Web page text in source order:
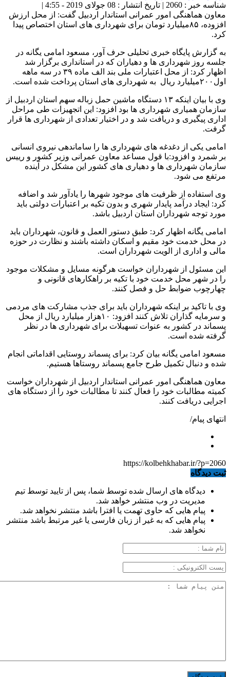
شناسه خبر : 2060 | تاریخ انتشار : 08 جولای 2019 - 4:55 |
معاون هماهنگی امور عمرانی استاندار اردبیل گفت: از محل ارزش
افزوده، ۸۵میلیارد تومان برای شهرداری های استان اختصاص پیدا
کرد.
به گزارش پایگاه خبری تحلیلی حرف آور، مسعود امامی یگانه در
جلسه روز شهرداری ها و دهیاران که در استانداری برگزار شد
اظهار کرد: از محل اعتبارات ملی بند الف ماده ۳۹ در سه ماهه
اول۲۰۰میلیارد ریال به شهرداری های استان پرداخت شده است.
وی با بیان اینکه ۱۳ دستگاه ماشین حمل زباله سهم استان اردبیل از
سازمان همیاری شهرداری ها بود افزود: این اتجهیزات طی مراحل
اداری پیگیری و دریافت شد و در اختیار تعدادی از شهرداری ها قرار
گرفت.
امامی یکی از دغدغه های شهرداری ها را ساماندهی نیروی انسانی
بر شمرد و افزود:با قول مساعد معاون عمرانی وزیر کشور و رییس
سازمان شهرداری ها و دهیاری های کشور این مشکل در آینده
مرتفع می شود.
وی استفاده از ظرفیت های موجود شهرها را یادآور شد و اضافه
کرد: ایجاد درآمد پایدار شهری و بدون تکیه بر اعتبارات دولتی باید
مورد توجه شهرداران استان اردبیل باشد.
امامی یگانه اظهار کرد: طبق دستور العمل و قانون، شهرداران باید
در محل خدمت خود مقیم و اسکان داشته باشند و نظارت در حوزه
مالی و اداری از الویت شهرداران است.
این مسئول از شهرداران خواست هرگونه مسایل و مشکلات موجود
را در شهر محل خدمت خود با تکیه بر راهکارهای قانونی و
چهارچوب ضوابط حل و فصل کنند.
وی با تاکید بر اینکه شهرداران باید برای جذب مشارکت های مردمی
و سرمایه گذاران تلاش کنند افزود: ۱۰هزار میلیارد ریال از محل
پسماند در کشور به عنوات تسهیلات برای شهرداری ها در نظر
گرفته شده است.
مسعود امامی یگانه بیان کرد: برای پسماند روستایی اقداماتی انجام
شده و دنبال تکمیل طرح جامع پسماند روستاها هستیم.
معاون هماهنگی امور عمرانی استاندار اردبیل از شهرداران خواست
کمیته مطالبات خود را فعال کنند تا مطالبات خود را از دستگاه های
اجرایی دریافت کنند.
انتهای پیام/
https://kolbehkhabar.ir/?p=2060
ثبت دیدگاه
دیدگاه های ارسال شده توسط شما، پس از تایید توسط تیم
مدیریت در وب منتشر خواهد شد.
پیام هایی که حاوی تهمت یا افترا باشد منتشر نخواهد شد.
پیام هایی که به غیر از زبان فارسی یا غیر مرتبط باشد منتشر
نخواهد شد.